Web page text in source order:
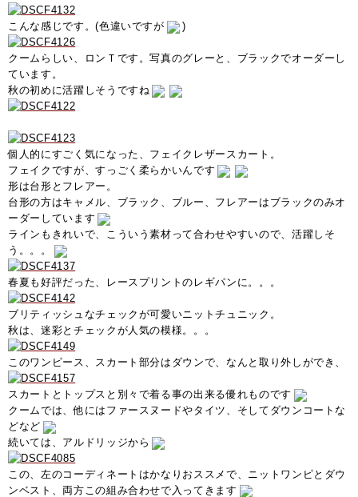
こんな感じです。(色違いですが )
クームらしい、ロンＴです。写真のグレーと、ブラックでオーダーし
ています。
秋の初めに活躍しそうですね
個人的にすごく気になった、フェイクレザースカート。
フェイクですが、すっごく柔らかいんです
形は台形とフレアー。
台形の方はキャメル、ブラック、ブルー、フレアーはブラックのみオ
ーダーしています
ラインもきれいで、こういう素材って合わせやすいので、活躍しそ
う。。。
春夏も好評だった、レースプリントのレギパンに。。。
ブリティッシュなチェックが可愛いニットチュニック。
秋は、迷彩とチェックが人気の模様。。。
このワンピース、スカート部分はダウンで、なんと取り外しができ、
スカートとトップスと別々で着る事の出来る優れものです
クームでは、他にはファースヌードやタイツ、そしてダウンコートな
どなど
続いては、アルドリッジから
この、左のコーディネートはかなりおススメで、ニットワンピとダウ
ンベスト、両方この組み合わせで入ってきます